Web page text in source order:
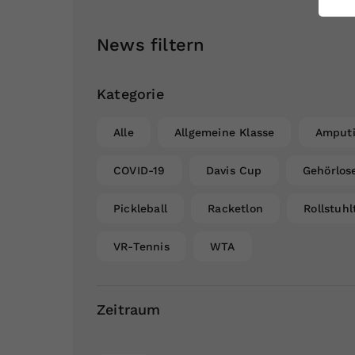
News filtern
Kategorie
Alle Allgemeine Klasse
COVID-19 Davis Cup
Pickleball Racketlon
VR-Tennis WTA
Zeitraum